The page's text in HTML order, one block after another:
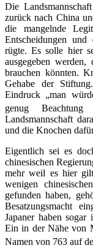
Die
zurück nach China
die mangelnde
Entscheidungen
rügte. Es solle hier
ausgegeben
brauchen könnten.
Gehabe der
Eindruck „man
genug Beachtung
Landsmannschaft
und die Knochen
Eigentlich sei es
chinesischen
mehr weil es hier
wenigen
gefunden haben,
Besatzungsmacht
Japaner haben
Ein in der Nähe von
Namen von 763 auf